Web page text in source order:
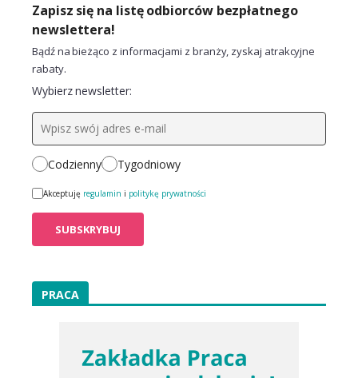
Zapisz się na listę odbiorców bezpłatnego
newslettera!
Bądź na bieżąco z informacjami z branży, zyskaj atrakcyjne
rabaty.
Wybierz newsletter:
Codzienny Tygodniowy
Akceptuję regulamin i politykę prywatności
PRACA